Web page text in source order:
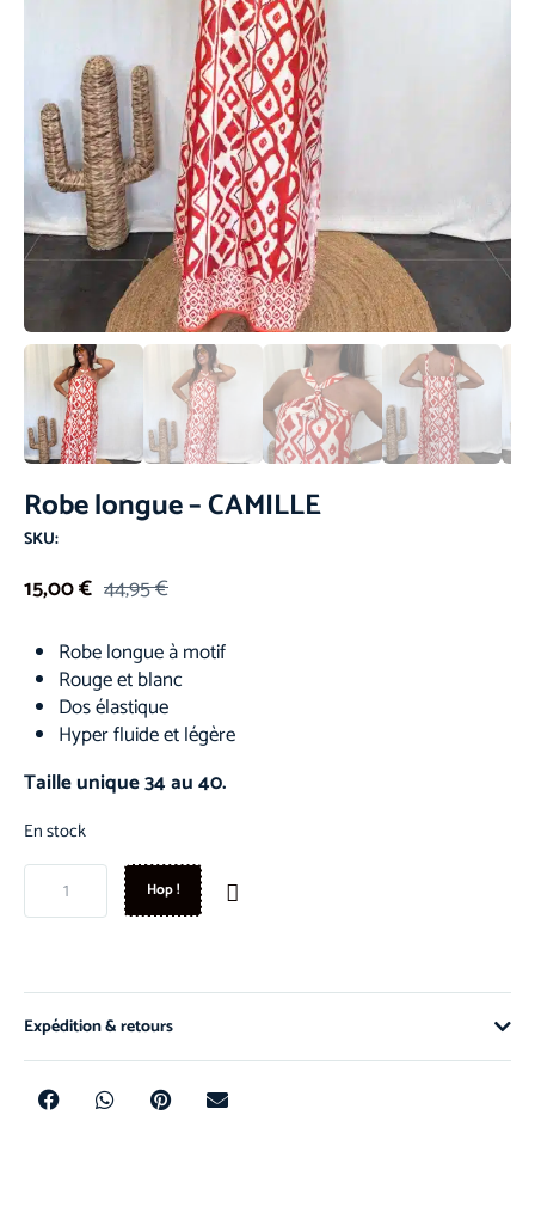
Robe longue – CAMILLE
SKU:
44,95€
15,00€
Robe longue à motif
Rouge et blanc
Dos élastique
Hyper fluide et légère
Taille unique 34 au 40.
En stock
Hop !
Expédition & retours